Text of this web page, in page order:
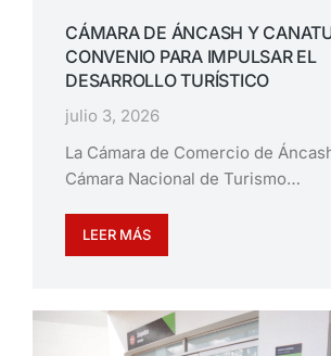
CÁMARA DE ÁNCASH Y
CONVENIO PARA IMPULSAR EL
DESARROLLO TURÍSTICO
julio 3, 2026
La Cámara de Comercio de
Cámara Nacional de Turismo…
LEER MÁS